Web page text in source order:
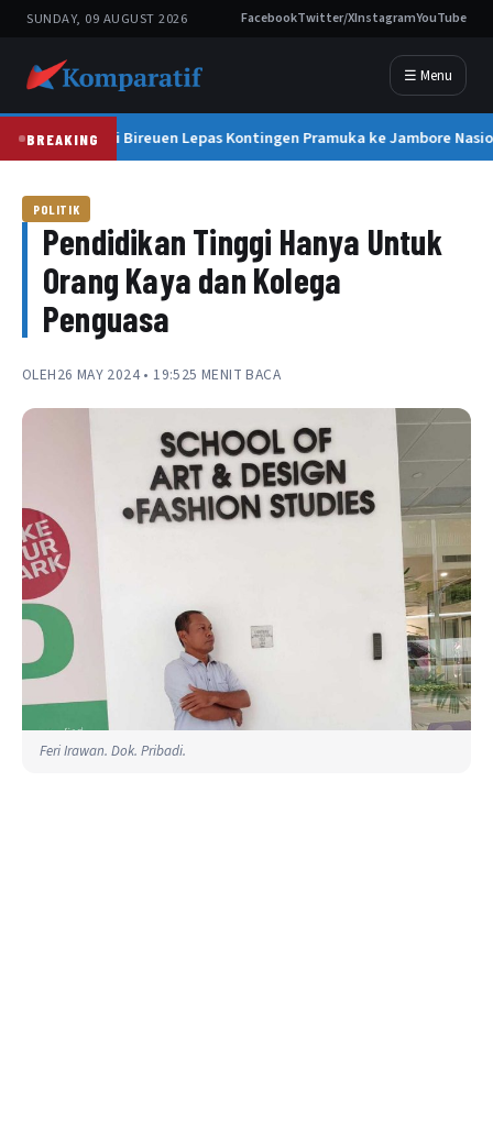
SUNDAY, 09 AUGUST 2026 FacebookTwitter/XInstagramYouTube
☰ Menu
BREAKINGBupati Bireuen Lepas Kontingen Pramuka ke Jambore
POLITIK
Pendidikan Tinggi Hanya Untuk
Orang Kaya dan Kolega
Penguasa
OLEH26 MAY 2024 • 19:525 MENIT BACA
Feri Irawan. Dok. Pribadi.